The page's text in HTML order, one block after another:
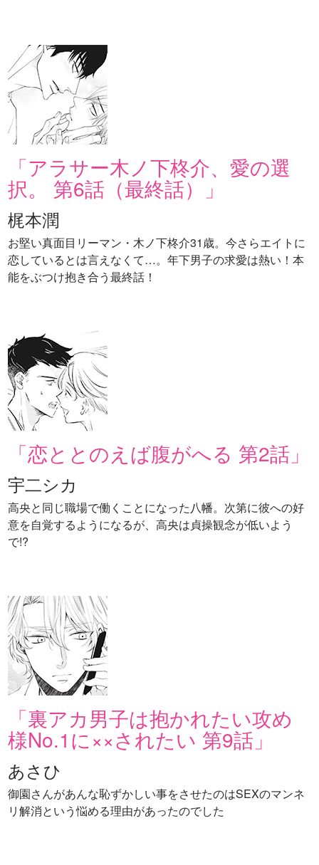
「アラサー木ノ下柊介、愛の選
択。 第6話（最終話）」
梶本潤
お堅い真面目リーマン・木ノ下柊介31歳。今さらエイトに
恋しているとは言えなくて…。年下男子の求愛は熱い！本
能をぶつけ抱き合う最終話！
「恋ととのえば腹がへる 第2話」
宇二シカ
高央と同じ職場で働くことになった八幡。次第に彼への好
意を自覚するようになるが、高央は貞操観念が低いよう
で!?
「裏アカ男子は抱かれたい攻め
様No.1に××されたい 第9話」
あさひ
御園さんがあんな恥ずかしい事をさせたのはSEXのマンネ
リ解消という悩める理由があったのでした